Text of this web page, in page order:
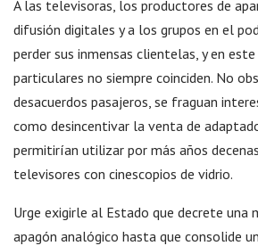
A las televisoras, los productores de
difusión digitales y a los grupos en el
perder sus inmensas clientelas, y en
particulares no siempre coinciden. No
desacuerdos pasajeros, se fraguan
como desincentivar la venta de
permitirían utilizar por más años
televisores con cinescopios de vidrio.
Urge exigirle al Estado que decrete una
apagón analógico hasta que consolide